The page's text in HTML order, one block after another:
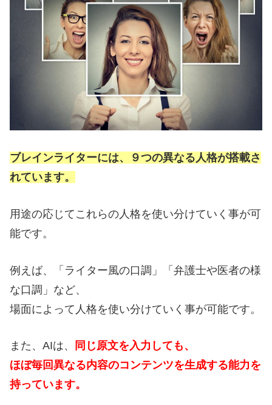
ブレインライターには、９つの異なる人格が搭載さ
れています。
用途の応じてこれらの人格を使い分けていく事が可
能です。
例えば、「ライター風の口調」「弁護士や医者の様
な口調」など、
場面によって人格を使い分けていく事が可能です。
また、AIは、
同じ原文を入力しても、
ほぼ毎回異なる内容のコンテンツを生成する能力を
持っています。